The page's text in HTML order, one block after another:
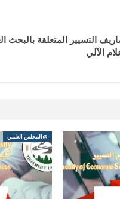
24 المتضمنة مصاريف التسيير المتعلقة
الآلي
@المجلس العلمي